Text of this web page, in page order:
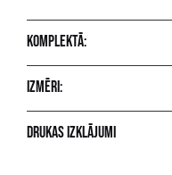
Komplektā:
Izmēri:
Drukas izklājumi